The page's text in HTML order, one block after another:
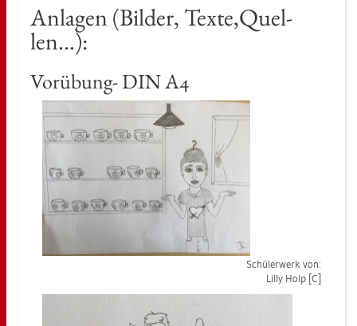
An­la­gen (Bil­der, Texte,Quel­
len...):
Vor­übung- DIN A4
Schü­ler­werk von:
Lilly Holp [C]